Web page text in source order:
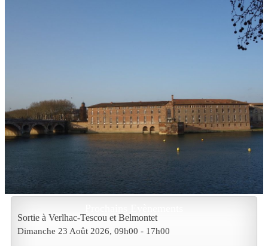
Sortie à Verlhac-Tescou et Belmontet
Dimanche 23 Août 2026, 09h00 - 17h00